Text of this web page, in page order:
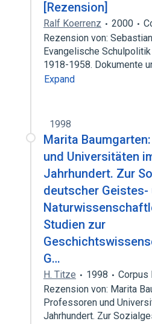
[Rezension]
Ralf Koerrenz 2000
Rezension von:
Evangelische
1918-1958. Dokumente
Expand
1998
Marita
und Universitäten
Jahrhundert. Zur
deutscher Geistes-
Studien zur
G…
H. Titze 1998
Corpus
Rezension von: Marita
Professoren und
Jahrhundert. Zur